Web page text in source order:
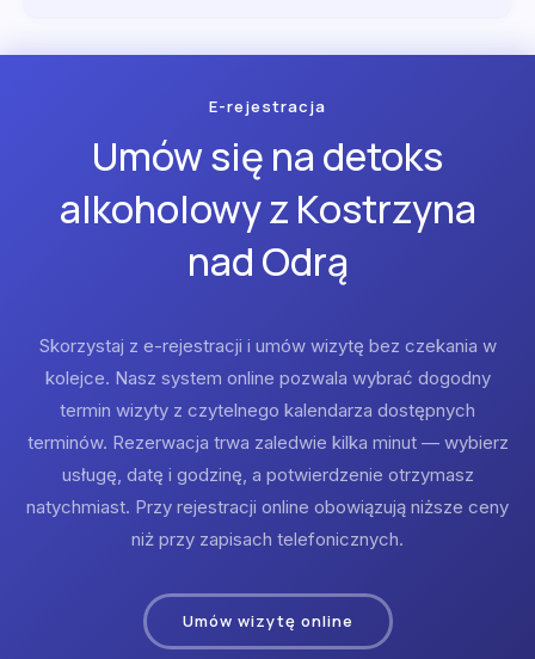
E-rejestracja
Umów się na detoks
alkoholowy z Kostrzyna
nad Odrą
Skorzystaj z e-rejestracji i umów wizytę bez czekania w
kolejce. Nasz system online pozwala wybrać dogodny
termin wizyty z czytelnego kalendarza dostępnych
terminów. Rezerwacja trwa zaledwie kilka minut — wybierz
usługę, datę i godzinę, a potwierdzenie otrzymasz
natychmiast. Przy rejestracji online obowiązują niższe ceny
niż przy zapisach telefonicznych.
Umów wizytę online